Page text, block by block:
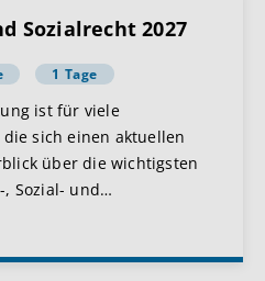
Sozialrecht 2027
1 Tage
ist für viele
sich einen aktuellen
über die wichtigsten
Sozial- und…